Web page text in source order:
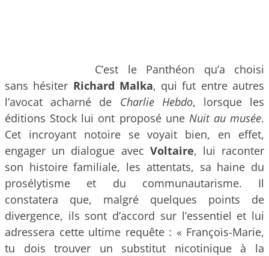
C’est le Panthéon qu’a choisi
sans hésiter Richard Malka, qui fut entre autres
l’avocat acharné de Charlie Hebdo, lorsque les
éditions Stock lui ont proposé une Nuit au musée.
Cet incroyant notoire se voyait bien, en effet,
engager un dialogue avec Voltaire, lui raconter
son histoire familiale, les attentats, sa haine du
prosélytisme et du communautarisme. Il
constatera que, malgré quelques points de
divergence, ils sont d’accord sur l’essentiel et lui
adressera cette ultime requête : « François-Marie,
tu dois trouver un substitut nicotinique à la